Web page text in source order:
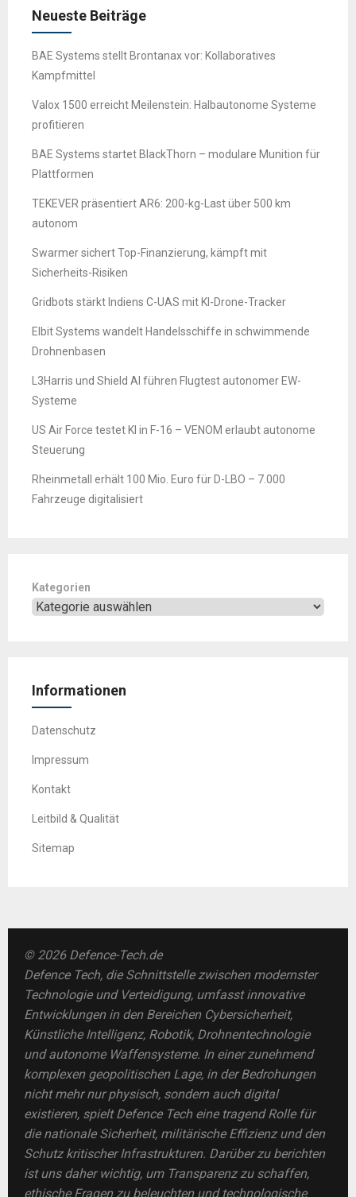
Neueste Beiträge
BAE Systems stellt Brontanax vor: Kollaboratives
Kampfmittel
Valox 1500 erreicht Meilenstein: Halbautonome Systeme
profitieren
BAE Systems startet BlackThorn – modulare Munition für
Plattformen
TEKEVER präsentiert AR6: 200-kg-Last über 500 km
autonom
Swarmer sichert Top-Finanzierung, kämpft mit
Sicherheits-Risiken
Gridbots stärkt Indiens C-UAS mit KI-Drone-Tracker
Elbit Systems wandelt Handelsschiffe in schwimmende
Drohnenbasen
L3Harris und Shield AI führen Flugtest autonomer EW-
Systeme
US Air Force testet KI in F-16 – VENOM erlaubt autonome
Steuerung
Rheinmetall erhält 100 Mio. Euro für D-LBO – 7.000
Fahrzeuge digitalisiert
Kategorien
Informationen
Datenschutz
Impressum
Kontakt
Leitbild & Qualität
Sitemap
© 2026 Defence-Tech.de
Defence Tech, die Schnittstelle zwischen modernster
Technologie und Verteidigung, umfasst innovative
Entwicklungen in den Bereichen Cybersicherheit,
Künstliche Intelligenz, Robotik, Drohnentechnologie
und autonome Waffensysteme. In einer zunehmend
komplexen geopolitischen Lage, in der Bedrohungen
nicht mehr nur physisch, sondern auch digital
existieren, spielt Defence Tech eine tragend Rolle für
die nationale Sicherheit, militärische Effizienz und den
Schutz kritischer Infrastrukturen. Darüber zu berichten
ist uns daher wichtig, um Transparenz zu schaffen,
ethische Fragen zu beleuchten und technologische